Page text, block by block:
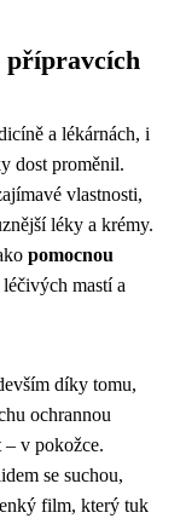
přípravcích
a lékárnách, i
dost proměnil.
vlastnosti,
léky a krémy.
pomocnou
mastí a
díky tomu,
ochrannou
– v pokožce.
se suchou,
film, který tuk